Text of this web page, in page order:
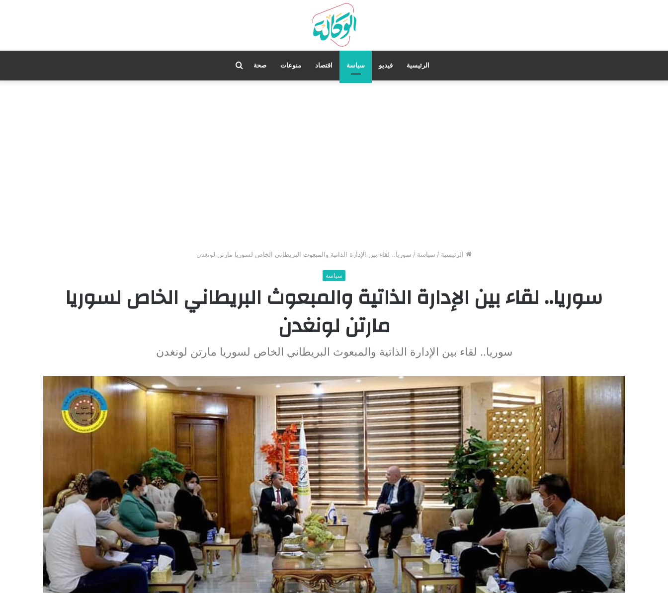
الرئيسية فيديو سياسة اقتصاد منوعات صحة
الرئيسية / سياسة / سوريا.. لقاء بين الإدارة الذاتية والمبعوث البريطاني الخاص لسوريا مارتن لونغدن
سياسة
سوريا.. لقاء بين الإدارة الذاتية والمبعوث البريطاني الخاص لسوريا
مارتن لونغدن
سوريا.. لقاء بين الإدارة الذاتية والمبعوث البريطاني الخاص لسوريا مارتن لونغدن